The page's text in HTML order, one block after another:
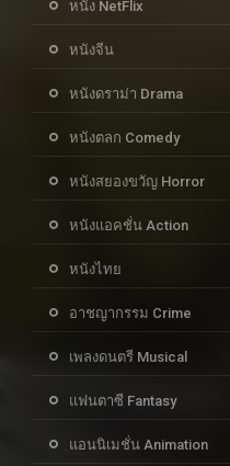
หนัง NetFlix
หนังจีน
หนังดราม่า Drama
หนังตลก Comedy
หนังสยองขวัญ Horror
หนังแอคชั่น Action
หนังไทย
อาชญากรรม Crime
เพลงดนตรี Musical
แฟนตาซี Fantasy
แอนนิเมชั่น Animation